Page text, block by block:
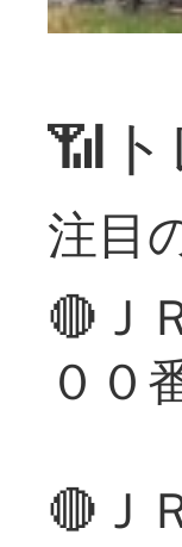
📶
注目
🔴Ｊ
００
🔴Ｊ